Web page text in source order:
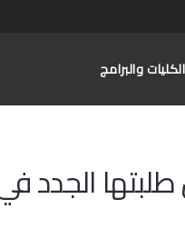
الكليات والبرامج
الجدد